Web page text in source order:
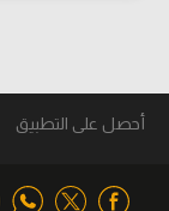
أحصل على التطبيق